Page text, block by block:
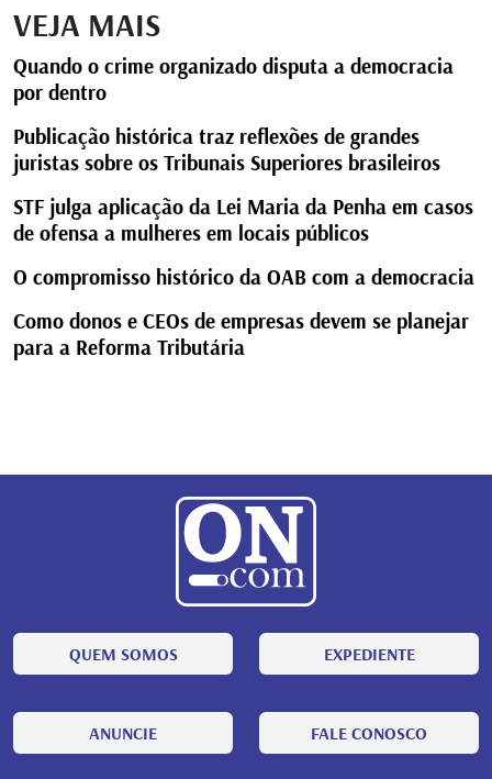
VEJA MAIS
Quando o crime organizado disputa a democracia
por dentro
Publicação histórica traz reflexões de grandes
juristas sobre os Tribunais Superiores brasileiros
STF julga aplicação da Lei Maria da Penha em casos
de ofensa a mulheres em locais públicos
O compromisso histórico da OAB com a democracia
Como donos e CEOs de empresas devem se planejar
para a Reforma Tributária
QUEM SOMOS EXPEDIENTE
ANUNCIE FALE CONOSCO